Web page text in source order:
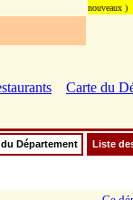
nouveaux )
Carte du
Département Liste